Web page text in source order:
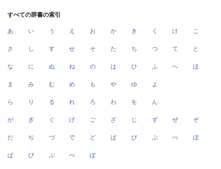
すべての辞書の索引
あ い う え お か き く け こ
さ し す せ そ た ち つ て と
な に ぬ ね の は ひ ふ へ ほ
ま み む め も や ゆ よ
ら り る れ ろ わ を ん
が ぎ ぐ げ ご ざ じ ず ぜ ぞ
だ ぢ づ で ど ば び ぶ べ ぼ
ぱ ぴ ぷ ぺ ぽ